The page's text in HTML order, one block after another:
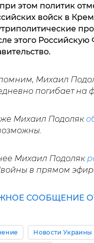
этом политик
войск в
этого
Михаил
погибает на
Михаил Подоляк
Михаил Подоляк
в прямом
СООБЩЕНИЕ
Новости Украины